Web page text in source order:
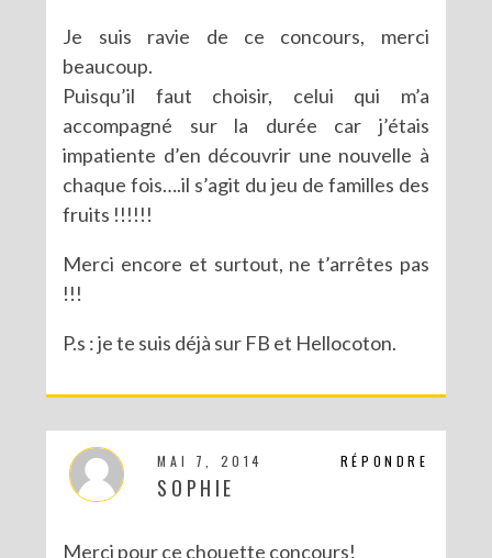
Je suis ravie de ce concours, merci
beaucoup.
Puisqu’il faut choisir, celui qui m’a
accompagné sur la durée car j’étais
impatiente d’en découvrir une nouvelle à
chaque fois….il s’agit du jeu de familles des
fruits !!!!!!
Merci encore et surtout, ne t’arrêtes pas
!!!
P.s : je te suis déjà sur FB et Hellocoton.
RÉPONDRE
MAI 7, 2014
SOPHIE
Merci pour ce chouette concours!